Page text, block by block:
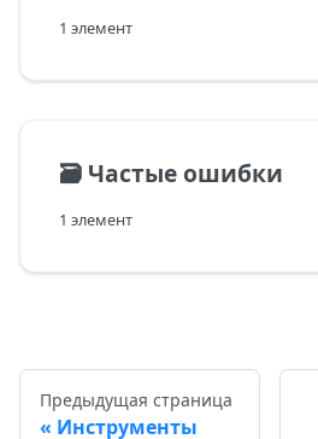
1 элемент
🗃️ Частые ошибки
1 элемент
Предыдущая страница
Инструменты